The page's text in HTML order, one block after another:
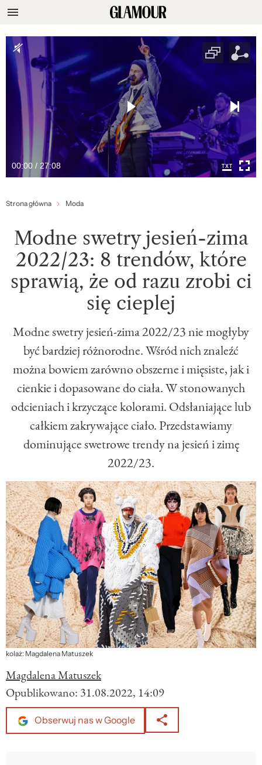
00:00 / 27:08
Strona główna Moda
Modne swetry jesień-zima
2022/23: 8 trendów, które
sprawią, że od razu zrobi ci
się cieplej
Modne swetry jesień-zima 2022/23 nie mogłyby
być bardziej różnorodne. Wśród nich znaleźć
można bowiem zarówno obszerne i mięsiste, jak i
cienkie i dopasowane do ciała. W stonowanych
odcieniach i krzyczące kolorami. Odsłaniające lub
całkiem zakrywające ciało. Przedstawiamy
dominujące swetrowe trendy na jesień i zimę
2022/23.
kolaż: Magdalena Matuszek
Magdalena Matuszek
Opublikowano: 31.08.2022, 14:09
Obserwuj nas w Google